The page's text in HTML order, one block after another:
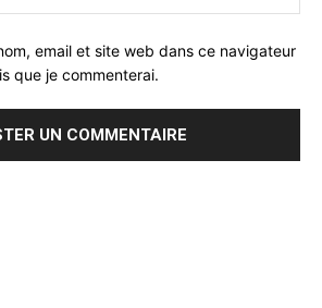
email et site web dans ce navigateur
que je commenterai.